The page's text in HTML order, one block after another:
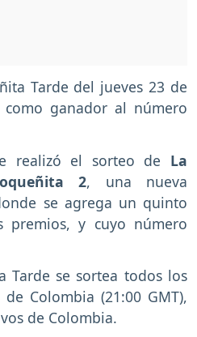
Tarde del jueves 23 de
ganador al número
realizó el sorteo de La
2, una nueva
se agrega un quinto
premios, y cuyo número
Tarde se sortea todos los
Colombia (21:00 GMT),
de Colombia.